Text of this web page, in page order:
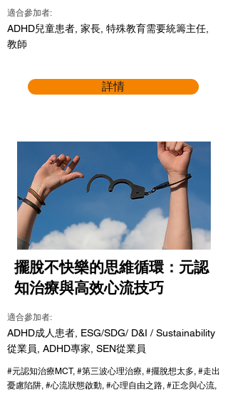
適合參加者:
ADHD兒童患者, 家長, 特殊教育需要統籌主任,
教師
詳情
擺脫不快樂的思維循環：元認
知治療與高效心流技巧
適合參加者:
ADHD成人患者, ESG/SDG/ D&I / Sustainability
從業員, ADHD專家, SEN從業員
#元認知治療MCT, #第三波心理治療, #擺脫想太多, #走出
憂慮陷阱, #心流狀態啟動, #心理自由之路, #正念與心流,